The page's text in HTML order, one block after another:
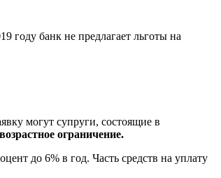
банк не предлагает льготы на
могут супруги, состоящие в
ограничение.
до 6% в год. Часть средств на уплату